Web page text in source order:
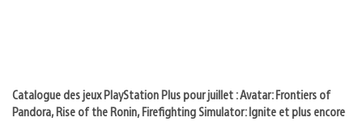
Catalogue des jeux PlayStation Plus pour juillet : Avatar: Frontiers of
Pandora, Rise of the Ronin, Firefighting Simulator: Ignite et plus encore